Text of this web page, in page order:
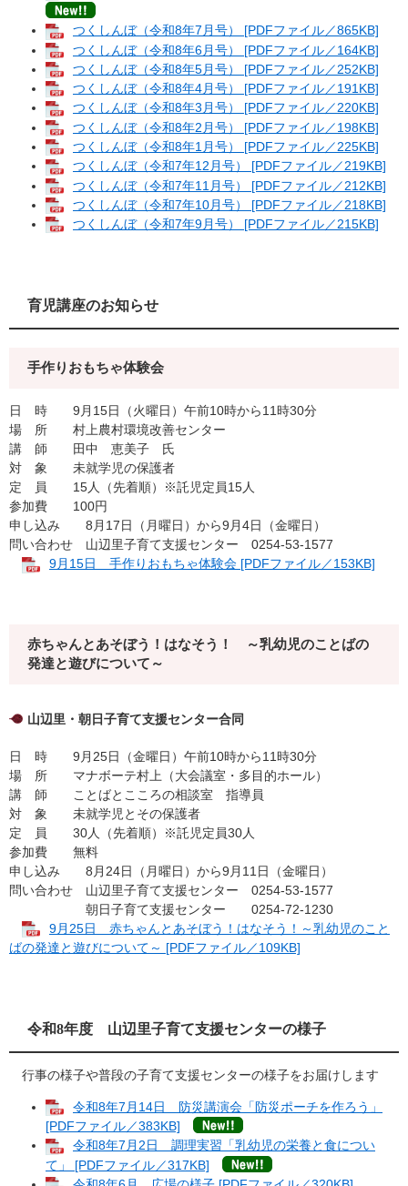
つくしんぼ（令和8年7月号） [PDFファイル／865KB]
つくしんぼ（令和8年6月号） [PDFファイル／164KB]
つくしんぼ（令和8年5月号） [PDFファイル／252KB]
つくしんぼ（令和8年4月号） [PDFファイル／191KB]
つくしんぼ（令和8年3月号） [PDFファイル／220KB]
つくしんぼ（令和8年2月号） [PDFファイル／198KB]
つくしんぼ（令和8年1月号） [PDFファイル／225KB]
つくしんぼ（令和7年12月号） [PDFファイル／219KB]
つくしんぼ（令和7年11月号） [PDFファイル／212KB]
つくしんぼ（令和7年10月号） [PDFファイル／218KB]
つくしんぼ（令和7年9月号） [PDFファイル／215KB]
育児講座のお知らせ
手作りおもちゃ体験会
日 時 9月15日（火曜日）午前10時から11時30分
場 所 村上農村環境改善センター
講 師 田中 恵美子 氏
対 象 未就学児の保護者
定 員 15人（先着順）※託児定員15人
参加費 100円
申し込み 8月17日（月曜日）から9月4日（金曜日）
問い合わせ 山辺里子育て支援センター 0254-53-1577
9月15日 手作りおもちゃ体験会 [PDFファイル／153KB]
赤ちゃんとあそぼう！はなそう！ ～乳幼児のことばの
発達と遊びについて～
山辺里・朝日子育て支援センター合同
日 時 9月25日（金曜日）午前10時から11時30分
場 所 マナボーテ村上（大会議室・多目的ホール）
講 師 ことばとこころの相談室 指導員
対 象 未就学児とその保護者
定 員 30人（先着順）※託児定員30人
参加費 無料
申し込み 8月24日（月曜日）から9月11日（金曜日）
問い合わせ 山辺里子育て支援センター 0254-53-1577
朝日子育て支援センター 0254-72-1230
9月25日 赤ちゃんとあそぼう！はなそう！～乳幼児のこと
ばの発達と遊びについて～ [PDFファイル／109KB]
令和8年度 山辺里子育て支援センターの様子
行事の様子や普段の子育て支援センターの様子をお届けします
令和8年7月14日 防災講演会「防災ポーチを作ろう」
[PDFファイル／383KB]
令和8年7月2日 調理実習「乳幼児の栄養と食につい
て」 [PDFファイル／317KB]